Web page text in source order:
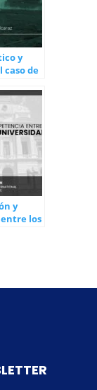
y
caso de
y
los